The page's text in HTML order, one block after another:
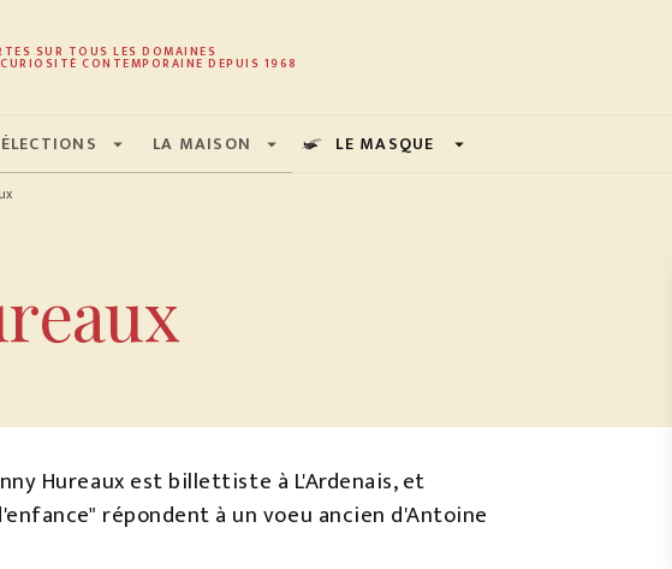
CONTENU PIED DE PAGE
SUR TOUS LES DOMAINES
CONTEMPORAINE DEPUIS 1968
arrow_drop_down LA MAISON arrow_drop_down LE MASQUE arrow_drop_down
Hureaux est billettiste à L'Ardenais, et
répondent à un voeu ancien d'Antoine